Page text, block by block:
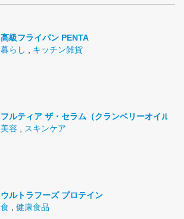
高級フライパン PENTA
暮らし
キッチン雑貨
フルティア ザ・セラム（クランベリーオイル）
美容
スキンケア
ウルトラフーズ プロテイン
食
健康食品